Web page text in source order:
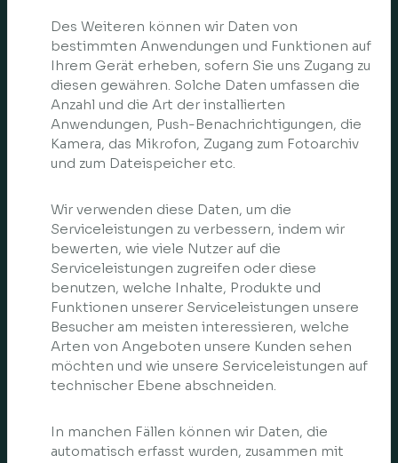
Des Weiteren können wir Daten von
bestimmten Anwendungen und Funktionen auf
Ihrem Gerät erheben, sofern Sie uns Zugang zu
diesen gewähren. Solche Daten umfassen die
Anzahl und die Art der installierten
Anwendungen, Push-Benachrichtigungen, die
Kamera, das Mikrofon, Zugang zum Fotoarchiv
und zum Dateispeicher etc.
Wir verwenden diese Daten, um die
Serviceleistungen zu verbessern, indem wir
bewerten, wie viele Nutzer auf die
Serviceleistungen zugreifen oder diese
benutzen, welche Inhalte, Produkte und
Funktionen unserer Serviceleistungen unsere
Besucher am meisten interessieren, welche
Arten von Angeboten unsere Kunden sehen
möchten und wie unsere Serviceleistungen auf
technischer Ebene abschneiden.
In manchen Fällen können wir Daten, die
automatisch erfasst wurden, zusammen mit